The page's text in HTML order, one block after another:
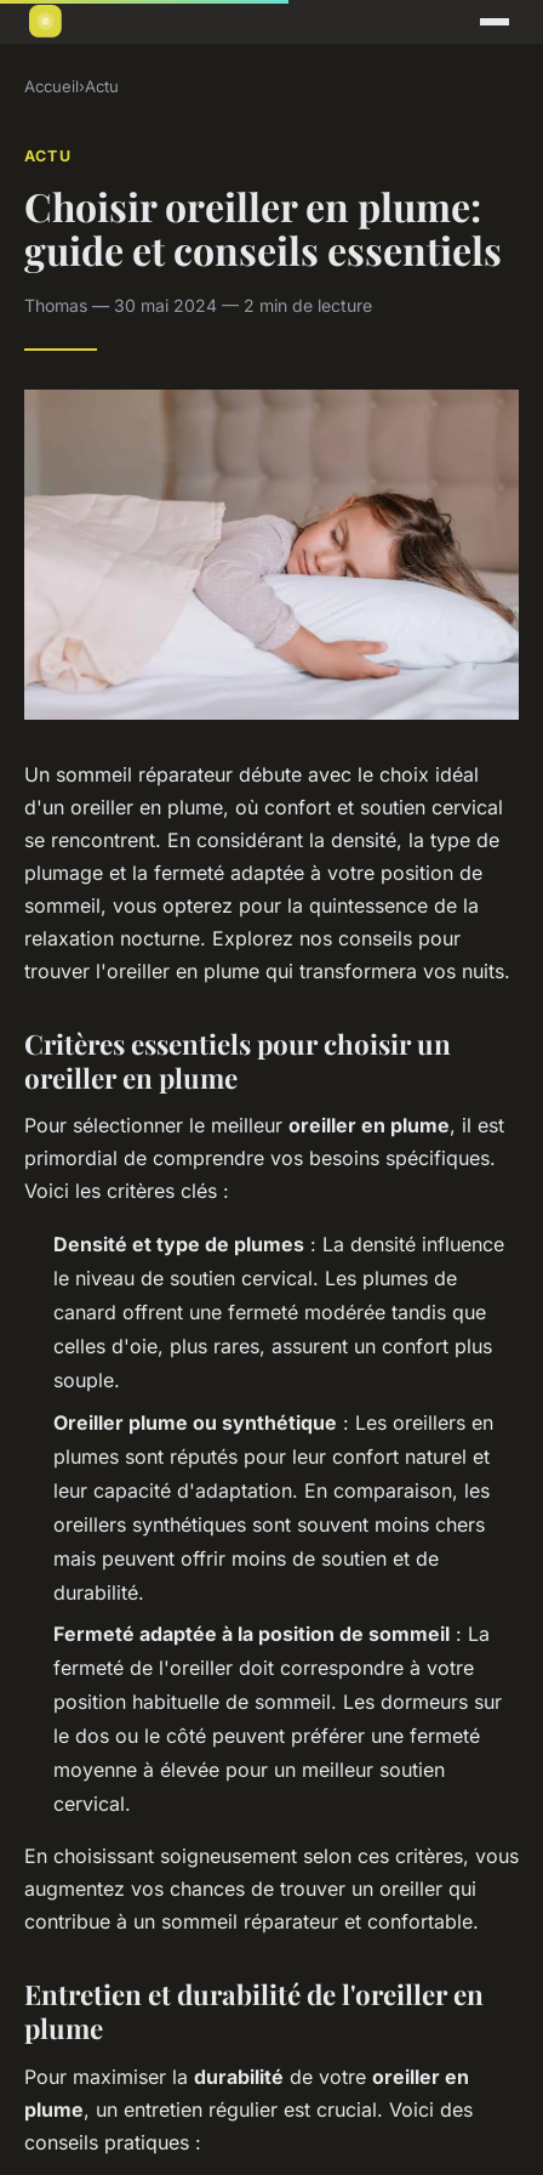
Accueil›Actu
ACTU
Choisir oreiller en plume:
guide et conseils essentiels
Thomas — 30 mai 2024 — 2 min de lecture
Un sommeil réparateur débute avec le choix idéal
d'un oreiller en plume, où confort et soutien cervical
se rencontrent. En considérant la densité, la type de
plumage et la fermeté adaptée à votre position de
sommeil, vous opterez pour la quintessence de la
relaxation nocturne. Explorez nos conseils pour
trouver l'oreiller en plume qui transformera vos nuits.
Critères essentiels pour choisir un
oreiller en plume
Pour sélectionner le meilleur oreiller en plume, il est
primordial de comprendre vos besoins spécifiques.
Voici les critères clés :
Densité et type de plumes : La densité influence
le niveau de soutien cervical. Les plumes de
canard offrent une fermeté modérée tandis que
celles d'oie, plus rares, assurent un confort plus
souple.
Oreiller plume ou synthétique : Les oreillers en
plumes sont réputés pour leur confort naturel et
leur capacité d'adaptation. En comparaison, les
oreillers synthétiques sont souvent moins chers
mais peuvent offrir moins de soutien et de
durabilité.
Fermeté adaptée à la position de sommeil : La
fermeté de l'oreiller doit correspondre à votre
position habituelle de sommeil. Les dormeurs sur
le dos ou le côté peuvent préférer une fermeté
moyenne à élevée pour un meilleur soutien
cervical.
En choisissant soigneusement selon ces critères, vous
augmentez vos chances de trouver un oreiller qui
contribue à un sommeil réparateur et confortable.
Entretien et durabilité de l'oreiller en
plume
Pour maximiser la durabilité de votre oreiller en
plume, un entretien régulier est crucial. Voici des
conseils pratiques :